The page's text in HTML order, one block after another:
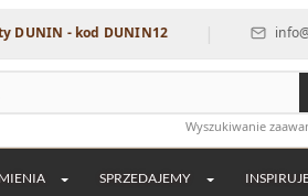
kod DUNIN12 |
Wyszukiwanie
SPRZEDAJEMY